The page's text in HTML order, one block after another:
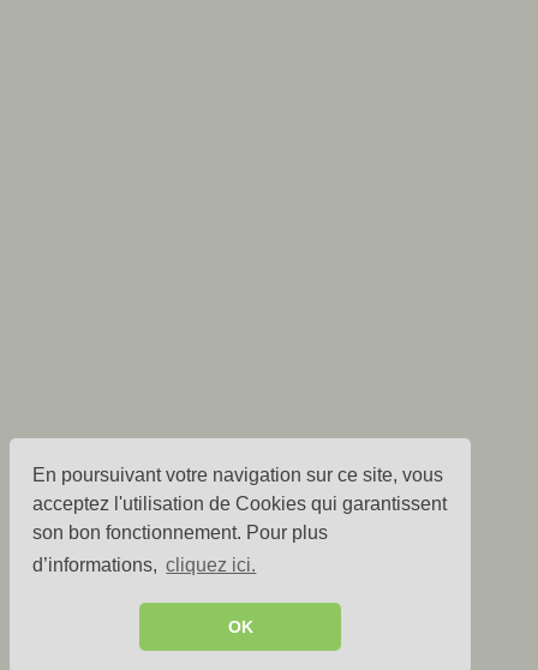
En poursuivant votre navigation sur ce site, vous
acceptez l'utilisation de Cookies qui garantissent
son bon fonctionnement. Pour plus
d’informations, cliquez ici.
OK